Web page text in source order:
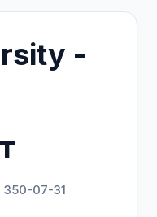
-
350-07-31